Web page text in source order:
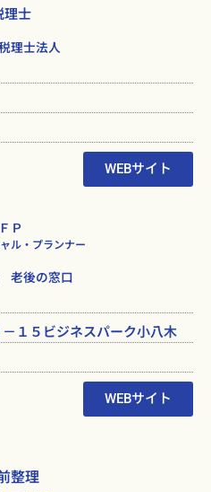
理士
理士法人
WEBサイト
ＦＰ
ル・プランナー
老後の窓口
１５ビジネスパーク小八木
WEBサイト
整理